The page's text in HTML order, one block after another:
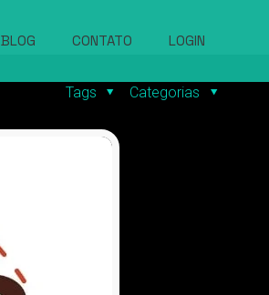
BLOG CONTATO LOGIN
Categorias
Tags